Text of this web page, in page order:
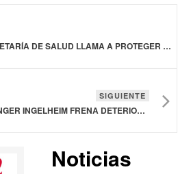
EN MÉXICO, SECRETARÍA DE SALUD LLAMA A PROTEGER LA PIEL CONTRA LA RADIACIÓN SOLAR
SIGUIENTE
MOLÉCULA DE BOEHRINGER INGELHEIM FRENA DETERIORO EN FIBROSIS PULMONAR
Noticias